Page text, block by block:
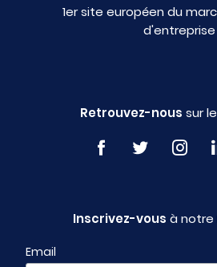
1er site européen du
d'entreprise
Retrouvez-nous sur
Inscrivez-vous à notre
Email